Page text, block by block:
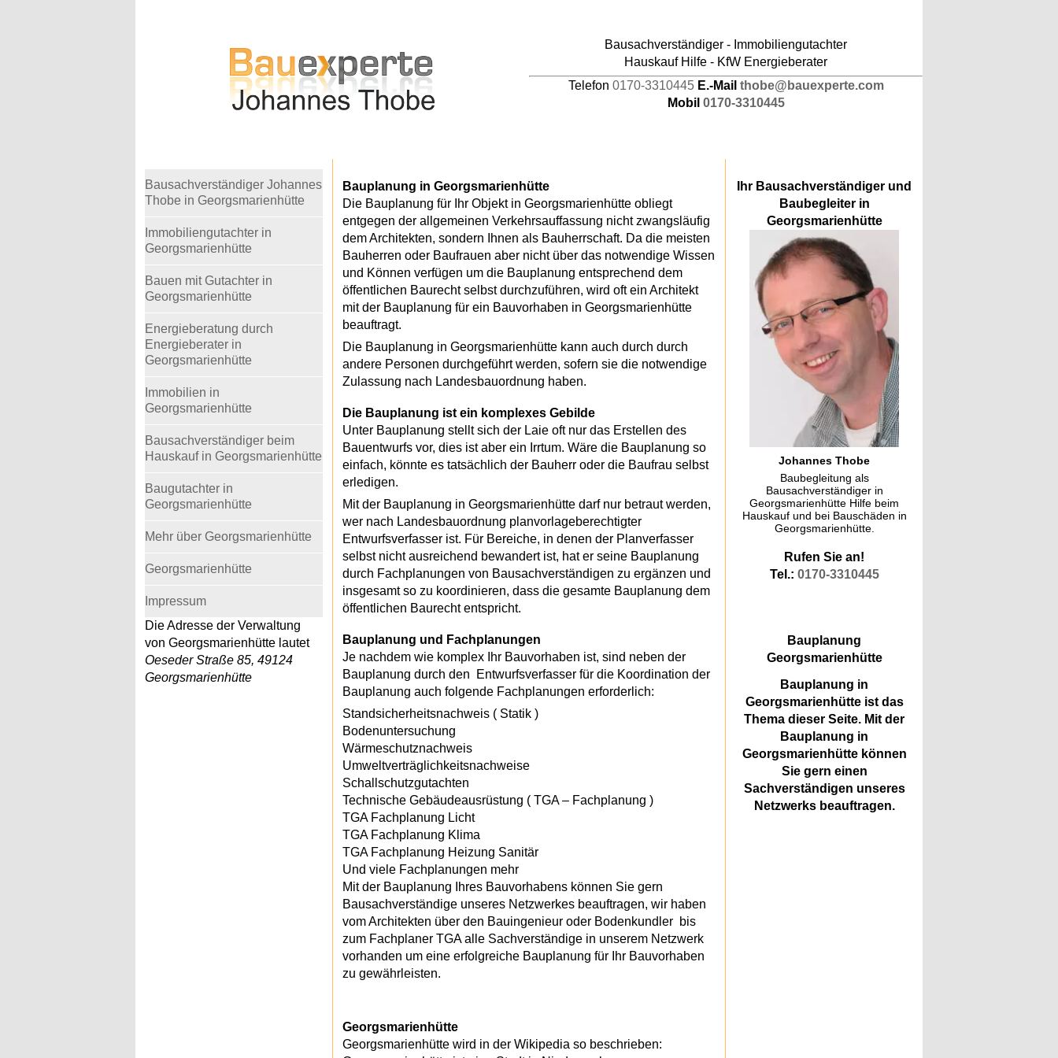
Bausachverständiger - Immobiliengutachter
Hauskauf Hilfe - KfW Energieberater
Telefon 0170-3310445 E.-Mail thobe@bauexperte.com
Mobil 0170-3310445
Ihr Bausachverständiger und
Baubegleiter in
Georgsmarienhütte
Johannes Thobe
Baubegleitung als
Bausachverständiger in
Georgsmarienhütte Hilfe beim
Hauskauf und bei Bauschäden in
Georgsmarienhütte.
Rufen Sie an!
Tel.: 0170-3310445
Bauplanung
Georgsmarienhütte
Bauplanung in
Georgsmarienhütte ist das
Thema dieser Seite. Mit der
Bauplanung in
Georgsmarienhütte können
Sie gern einen
Sachverständigen unseres
Netzwerks beauftragen.
Bauplanung in Georgsmarienhütte
Die Bauplanung für Ihr Objekt in Georgsmarienhütte obliegt
entgegen der allgemeinen Verkehrsauffassung nicht zwangsläufig
dem Architekten, sondern Ihnen als Bauherrschaft. Da die meisten
Bauherren oder Baufrauen aber nicht über das notwendige Wissen
und Können verfügen um die Bauplanung entsprechend dem
öffentlichen Baurecht selbst durchzuführen, wird oft ein Architekt
mit der Bauplanung für ein Bauvorhaben in Georgsmarienhütte
beauftragt.
Die Bauplanung in Georgsmarienhütte kann auch durch durch
andere Personen durchgeführt werden, sofern sie die notwendige
Zulassung nach Landesbauordnung haben.
Die Bauplanung ist ein komplexes Gebilde
Unter Bauplanung stellt sich der Laie oft nur das Erstellen des
Bauentwurfs vor, dies ist aber ein Irrtum. Wäre die Bauplanung so
einfach, könnte es tatsächlich der Bauherr oder die Baufrau selbst
erledigen.
Mit der Bauplanung in Georgsmarienhütte darf nur betraut werden,
wer nach Landesbauordnung planvorlageberechtigter
Entwurfsverfasser ist. Für Bereiche, in denen der Planverfasser
selbst nicht ausreichend bewandert ist, hat er seine Bauplanung
durch Fachplanungen von Bausachverständigen zu ergänzen und
insgesamt so zu koordinieren, dass die gesamte Bauplanung dem
öffentlichen Baurecht entspricht.
Bauplanung und Fachplanungen
Je nachdem wie komplex Ihr Bauvorhaben ist, sind neben der
Bauplanung durch den Entwurfsverfasser für die Koordination der
Bauplanung auch folgende Fachplanungen erforderlich:
Standsicherheitsnachweis ( Statik )
Bodenuntersuchung
Wärmeschutznachweis
Umweltverträglichkeitsnachweise
Schallschutzgutachten
Technische Gebäudeausrüstung ( TGA – Fachplanung )
TGA Fachplanung Licht
TGA Fachplanung Klima
TGA Fachplanung Heizung Sanitär
Und viele Fachplanungen mehr
Mit der Bauplanung Ihres Bauvorhabens können Sie gern
Bausachverständige unseres Netzwerkes beauftragen, wir haben
vom Architekten über den Bauingenieur oder Bodenkundler bis
zum Fachplaner TGA alle Sachverständige in unserem Netzwerk
vorhanden um eine erfolgreiche Bauplanung für Ihr Bauvorhaben
zu gewährleisten.
Georgsmarienhütte
Georgsmarienhütte wird in der Wikipedia so beschrieben:
Bausachverständiger Johannes
Thobe in Georgsmarienhütte
Immobiliengutachter in
Georgsmarienhütte
Bauen mit Gutachter in
Georgsmarienhütte
Energieberatung durch
Energieberater in
Georgsmarienhütte
Immobilien in
Georgsmarienhütte
Bausachverständiger beim
Hauskauf in Georgsmarienhütte
Baugutachter in
Georgsmarienhütte
Mehr über Georgsmarienhütte
Georgsmarienhütte
Impressum
Die Adresse der Verwaltung
von Georgsmarienhütte lautet
Oeseder Straße 85, 49124
Georgsmarienhütte